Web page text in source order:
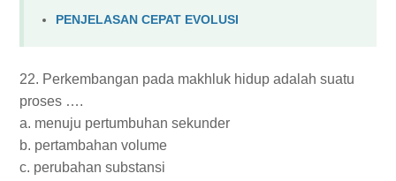
PENJELASAN CEPAT EVOLUSI
22. Perkembangan pada makhluk hidup adalah suatu
proses ….
a. menuju pertumbuhan sekunder
b. pertambahan volume
c. perubahan substansi